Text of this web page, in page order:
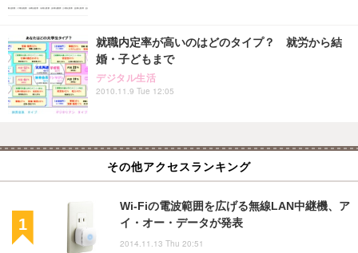
就職内定率が高いのはどのタイプ？ 就労から結
婚・子どもまで
デジタル生活
2010.11.9 Tue 12:05
その他アクセスランキング
Wi-Fiの電波範囲を広げる無線LAN中継機、ア
イ・オー・データが発表
2014.11.13 Thu 20:51